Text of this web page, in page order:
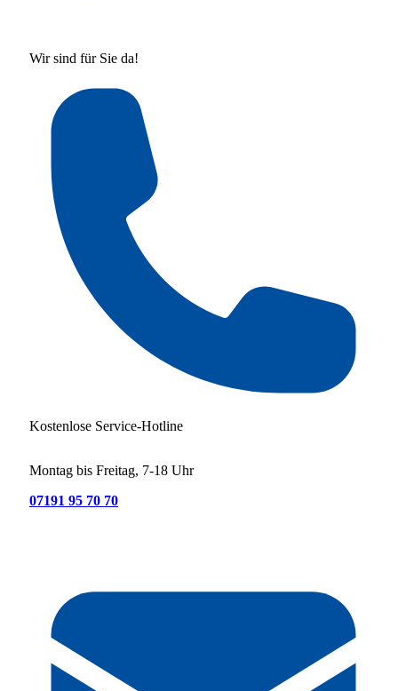
Wir sind für Sie da!
Kostenlose Service-Hotline
Montag bis Freitag, 7-18 Uhr
07191 95 70 70